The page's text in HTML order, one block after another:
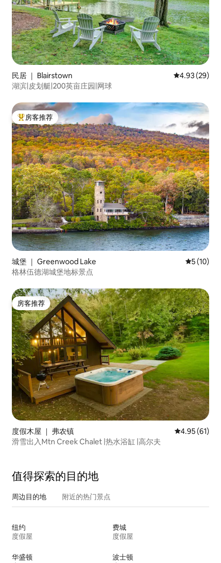
民居 ｜ Blairstown 平均评分
4.93 (29)
湖滨|皮划艇|200英亩庄园|网球
热门「房客推荐」
房客推荐
城堡 ｜ Greenwood Lake 平均评分
5 (10)
格林伍德湖城堡地标景点
房客推荐
房客推荐
度假木屋 ｜ 弗农镇 平均评分
4.95 (61)
滑雪出入Mtn Creek Chalet |热水浴缸 |高尔夫
值得探索的目的地
周边目的地 附近的热门景点
纽约
度假屋
费城
度假屋
华盛顿
波士顿